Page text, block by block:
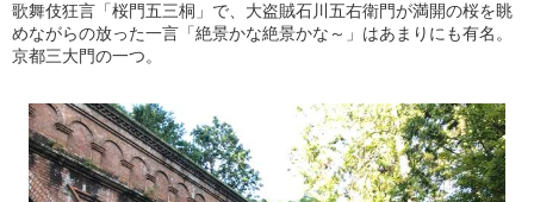
歌舞伎狂言「桜門五三桐」で、大盗賊石川五右衛門が満開の桜を眺
めながらの放った一言「絶景かな絶景かな～」はあまりにも有名。
京都三大門の一つ。